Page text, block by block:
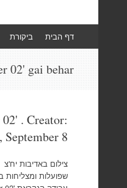
to
דף הבית ביקורת
02' gai behar
. Creator:
September 8
שפועלות ומצליחות